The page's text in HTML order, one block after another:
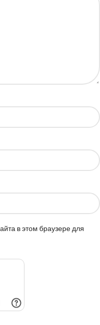
в этом браузере для